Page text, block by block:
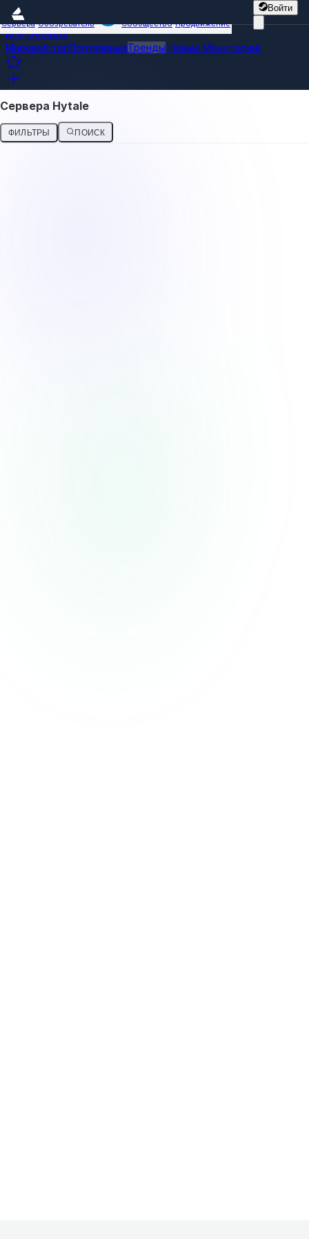
Войти
Сервера Обозреватель Сообщество Продвижение
Все сервера
Мировой топПопулярныеТренды Новые Мониторинг
Сервера Hytale
ФИЛЬТРЫ ПОИСК